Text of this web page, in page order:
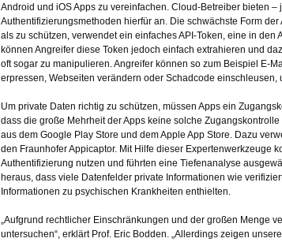
Android und iOS Apps zu vereinfachen. Cloud-Betreiber bieten
Authentifizierungsmethoden hierfür an. Die schwächste Form
als zu schützen, verwendet ein einfaches API-Token, eine in
können Angreifer diese Token jedoch einfach extrahieren und
oft sogar zu manipulieren. Angreifer können so zum Beispiel E-
erpressen, Webseiten verändern oder Schadcode
Um private Daten richtig zu schützen, müssen Apps ein
dass die große Mehrheit der Apps keine solche
aus dem Google Play Store und dem Apple App Store. Dazu
den Fraunhofer Appicaptor. Mit Hilfe dieser Expertenwerkzeuge
Authentifizierung nutzen und führten eine Tiefenanalyse
heraus, dass viele Datenfelder private Informationen wie
Informationen zu psychischen Krankheiten enthielten.
„Aufgrund rechtlicher Einschränkungen und der großen Menge
untersuchen“, erklärt Prof. Eric Bodden. „Allerdings zeigen